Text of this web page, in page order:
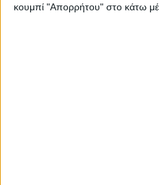
κουμπί "Απορρήτου" στο κάτω